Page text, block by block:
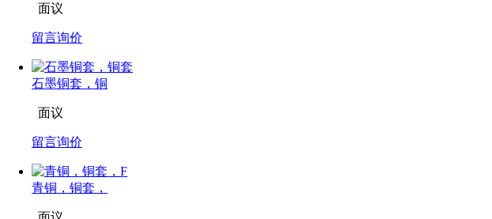
面议
留言询价
石墨铜套，铜
面议
留言询价
青铜，铜套，